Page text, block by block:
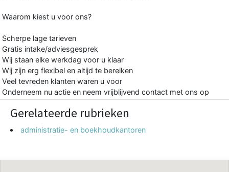
Waarom kiest u voor ons?
Scherpe lage tarieven
Gratis intake/adviesgesprek
Wij staan elke werkdag voor u klaar
Wij zijn erg flexibel en altijd te bereiken
Veel tevreden klanten waren u voor
Onderneem nu actie en neem vrijblijvend contact met ons op
Gerelateerde rubrieken
administratie- en boekhoudkantoren